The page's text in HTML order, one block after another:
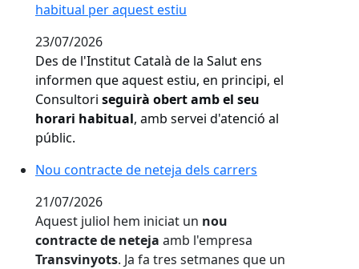
habitual per aquest estiu
23/07/2026
Des de l'Institut Català de la Salut ens
informen que aquest estiu, en principi, el
Consultori seguirà obert amb el seu
horari habitual, amb servei d'atenció al
públic.
Nou contracte de neteja dels carrers
Nou contracte de neteja dels carrers
21/07/2026
Aquest juliol hem iniciat un nou
contracte de neteja amb l'empresa
Transvinyots. Ja fa tres setmanes que un